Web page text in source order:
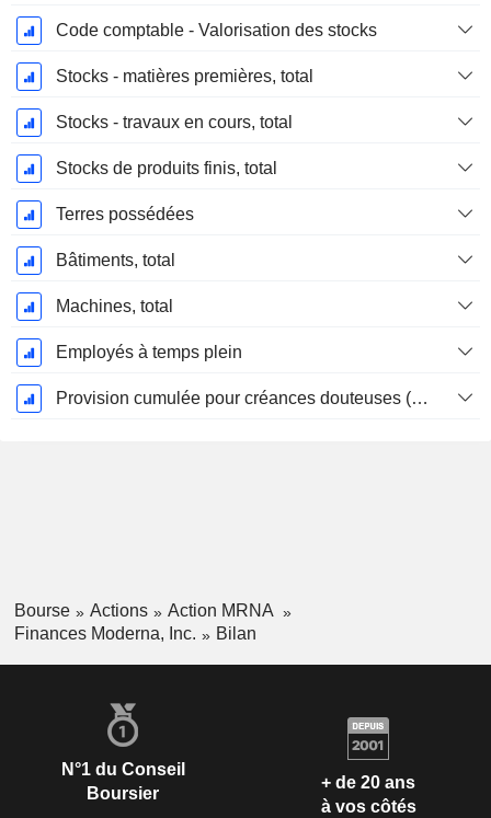
Code comptable - Valorisation des stocks
Stocks - matières premières, total
Stocks - travaux en cours, total
Stocks de produits finis, total
Terres possédées
Bâtiments, total
Machines, total
Employés à temps plein
Provision cumulée pour créances douteuses (Supple)
Bourse Actions
Action MRNA
Finances Moderna, Inc.
Bilan
N°1 du Conseil
Boursier
+ de 20 ans
à vos côtés